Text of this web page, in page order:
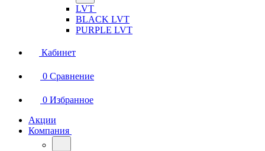
LVT
BLACK LVT
PURPLE LVT
Кабинет
0 Сравнение
0 Избранное
Акции
Компания